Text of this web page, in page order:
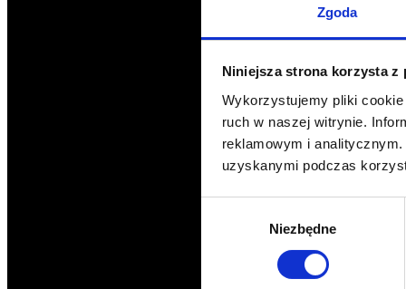
Zgoda
Niniejsza strona korzysta z
Wykorzystujemy pliki
ruch w naszej witrynie.
reklamowym i
uzyskanymi podczas
Niezbędne